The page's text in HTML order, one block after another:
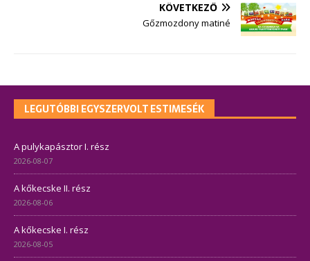
KÖVETKEZŐ
Gőzmozdony matiné
LEGUTÓBBI EGYSZERVOLT ESTIMESÉK
A pulykapásztor I. rész
2026-08-07
A kőkecske II. rész
2026-08-06
A kőkecske I. rész
2026-08-05